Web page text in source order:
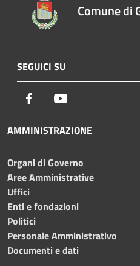
Comune di
SEGUICI SU
Facebook
AMMINISTRAZIONE
Organi di Governo
Aree Amministrative
Uffici
Enti e fondazioni
Politici
Personale Amministrativo
Documenti e dati